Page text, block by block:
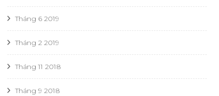
Tháng 6 2019
Tháng 2 2019
Tháng 11 2018
Tháng 9 2018